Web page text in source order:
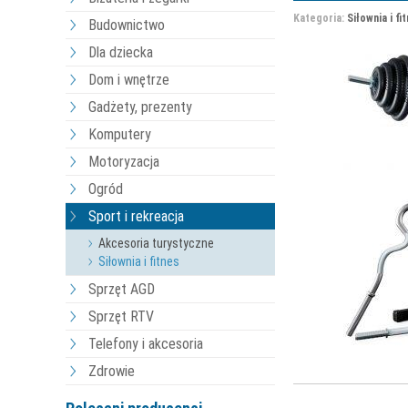
Budownictwo
Dla dziecka
Dom i wnętrze
Gadżety, prezenty
Komputery
Motoryzacja
Ogród
Sport i rekreacja
Akcesoria turystyczne
Siłownia i fitnes
Sprzęt AGD
Sprzęt RTV
Telefony i akcesoria
Zdrowie
Kategoria: Siłownia i